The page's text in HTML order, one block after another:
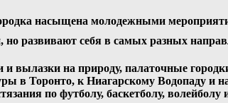
насыщена молодежными
но развивают себя в самых разных
и вылазки на природу, палаточные
в Торонто, к Ниагарскому Водопаду и
по футболу, баскетболу,